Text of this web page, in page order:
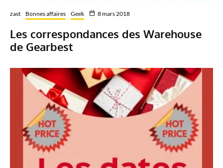
zast Bonnes affaires Geek 8 mars 2018
Les correspondances des Warehouse
de Gearbest